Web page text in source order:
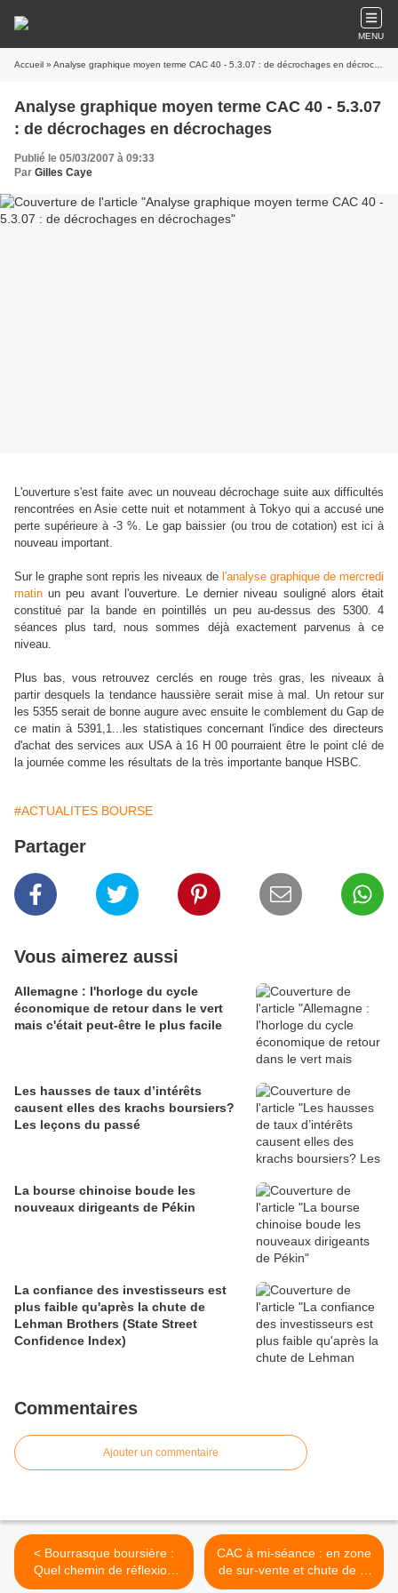
MENU
Accueil » Analyse graphique moyen terme CAC 40 - 5.3.07 : de décrochages en décrochages
Analyse graphique moyen terme CAC 40 - 5.3.07
: de décrochages en décrochages
Publié le 05/03/2007 à 09:33
Par Gilles Caye
L'ouverture s'est faite avec un nouveau décrochage suite aux difficultés
rencontrées en Asie cette nuit et notamment à Tokyo qui a accusé une
perte supérieure à -3 %. Le gap baissier (ou trou de cotation) est ici à
nouveau important.
Sur le graphe sont repris les niveaux de l'analyse graphique de mercredi
matin un peu avant l'ouverture. Le dernier niveau souligné alors était
constitué par la bande en pointillés un peu au-dessus des 5300. 4
séances plus tard, nous sommes déjà exactement parvenus à ce
niveau.
Plus bas, vous retrouvez cerclés en rouge très gras, les niveaux à
partir desquels la tendance haussière serait mise à mal. Un retour sur
les 5355 serait de bonne augure avec ensuite le comblement du Gap de
ce matin à 5391,1...les statistiques concernant l'indice des directeurs
d'achat des services aux USA à 16 H 00 pourraient être le point clé de
la journée comme les résultats de la très importante banque HSBC.
#ACTUALITES BOURSE
Partager
Vous aimerez aussi
Allemagne : l'horloge du cycle
économique de retour dans le vert
mais c'était peut-être le plus facile
Les hausses de taux d’intérêts
causent elles des krachs boursiers?
Les leçons du passé
La bourse chinoise boude les
nouveaux dirigeants de Pékin
La confiance des investisseurs est
plus faible qu'après la chute de
Lehman Brothers (State Street
Confidence Index)
Commentaires
Ajouter un commentaire
< Bourrasque boursière :
Quel chemin de réflexion
prendre ?
CAC à mi-séance : en zone
de sur-vente et chute de la
volatilité >